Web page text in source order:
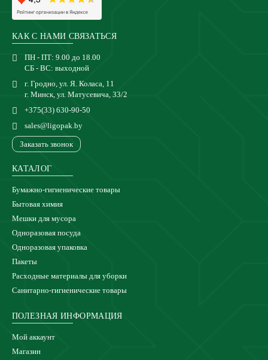
КАК С НАМИ СВЯЗАТЬСЯ
ПН - ПТ: 9.00 до 18.00
СБ - ВС: выходной
г. Гродно, ул. Я. Коласа, 11
г. Минск, ул. Матусевича, 33/2
+375(33) 630-90-50
sales@ligopak.by
Заказать звонок
КАТАЛОГ
Бумажно-гигиенические товары
Бытовая химия
Мешки для мусора
Одноразовая посуда
Одноразовая упаковка
Пакеты
Расходные материалы для уборки
Санитарно-гигиенические товары
ПОЛЕЗНАЯ ИНФОРМАЦИЯ
Мой аккаунт
Магазин